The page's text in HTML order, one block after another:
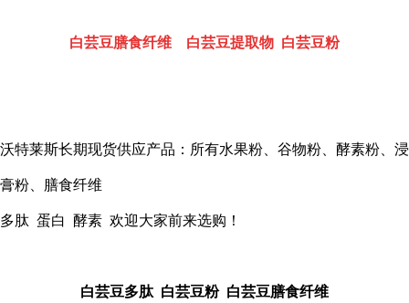
白芸豆膳食纤维 白芸豆提取物 白芸豆粉
沃特莱斯长期现货供应产品：所有水果粉、谷物粉、酵素粉、浸
膏粉、膳食纤维
多肽 蛋白 酵素 欢迎大家前来选购！
白芸豆多肽 白芸豆粉 白芸豆膳食纤维